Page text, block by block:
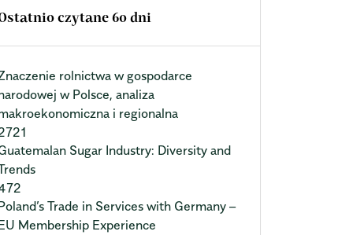
czytane 60 dni
rolnictwa w gospodarce
w Polsce, analiza
i regionalna
Sugar Industry: Diversity and
Trade in Services with Germany –
Membership Experience